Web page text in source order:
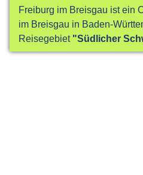
Freiburg im Breisgau ist ein
im Breisgau in Baden-
Reisegebiet "Südlicher